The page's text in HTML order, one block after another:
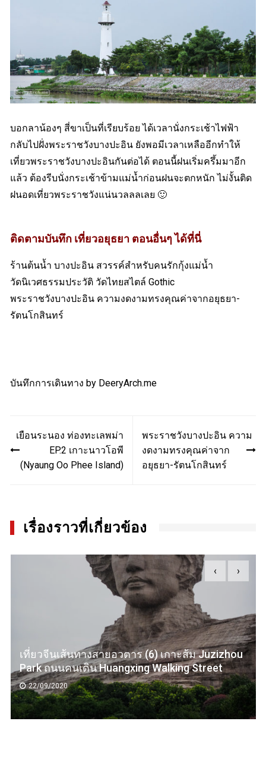
บอกลาน้องๆ สี่ขาเป็นที่เรียบร้อย ได้เวลานั่งกระเช้าไฟฟ้า
กลับไปฝั่งพระราชวังบางปะอิน ยังพอมีเวลาเหลืออีกทำให้
เที่ยวพระราชวังบางปะอินกันต่อได้ ตอนนี้ฝนเริ่มครึ้มมาอีก
แล้ว ต้องรีบนั่งกระเช้าข้ามแม่น้ำก่อนฝนจะตกหนัก ไม่งั้นติด
ฝนอดเที่ยวพระราชวังแน่นวลลลเลย 🙂
ติดตามบันทึก เที่ยวอยุธยา ตอนอื่นๆ ได้ที่นี่
ร้านต้นน้ำ บางปะอิน สวรรค์สำหรับคนรักกุ้งแม่น้ำ
วัดนิเวศธรรมประวัติ วัดไทยสไตล์ Gothic
พระราชวังบางปะอิน ความงดงามทรงคุณค่าจากอยุธยา-
รัตนโกสินทร์
บันทึกการเดินทาง by DeeryArch.me
navigation
เยือนระนอง ท่องทะเลพม่า
EP.2 เกาะนาวโอพี
(Nyaung Oo Phee Island)
พระราชวังบางปะอิน ความ
งดงามทรงคุณค่าจาก
อยุธยา-รัตนโกสินทร์
เรื่องราวที่เกี่ยวข้อง
นเส้นทางสายอวตาร (6) เกาะส้ม Juzizhou
นนคนเดิน Huangxing Walking Street
2020
มิงกะ
เก่าที่
13/
‹ ›